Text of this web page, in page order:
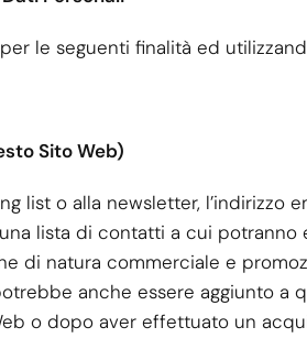
le seguenti finalità ed
Sito Web)
list o alla newsletter, l’indirizzo
lista di contatti a cui potranno
di natura commerciale e
anche essere aggiunto a
o dopo aver effettuato un